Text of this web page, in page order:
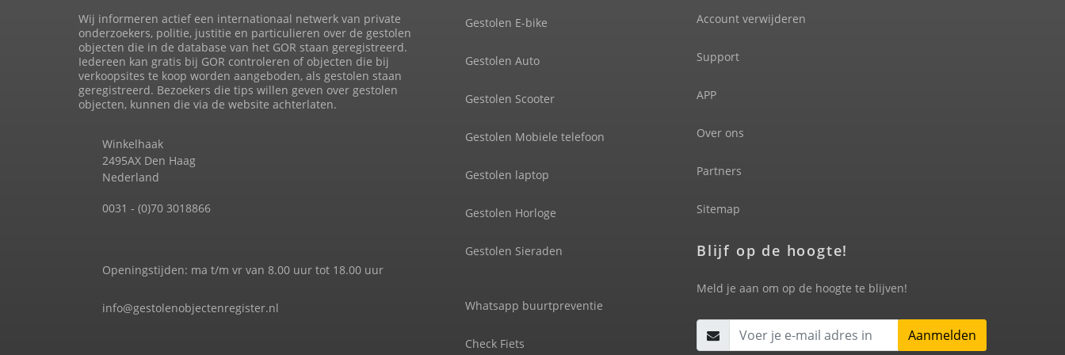
Wij informeren actief een internationaal netwerk van private
onderzoekers, politie, justitie en particulieren over de gestolen
objecten die in de database van het GOR staan geregistreerd.
Iedereen kan gratis bij GOR controleren of objecten die bij
verkoopsites te koop worden aangeboden, als gestolen staan
geregistreerd. Bezoekers die tips willen geven over gestolen
objecten, kunnen die via de website achterlaten.
Winkelhaak
2495AX Den Haag
Nederland
0031 - (0)70 3018866
Openingstijden: ma t/m vr van 8.00 uur tot 18.00 uur
info@gestolenobjectenregister.nl
Gestolen E-bike
Gestolen Auto
Gestolen Scooter
Gestolen Mobiele telefoon
Gestolen laptop
Gestolen Horloge
Gestolen Sieraden
Whatsapp buurtpreventie
Check Fiets
Account verwijderen
Support
APP
Over ons
Partners
Sitemap
Blijf op de hoogte!
Meld je aan om op de hoogte te blijven!
Aanmelden